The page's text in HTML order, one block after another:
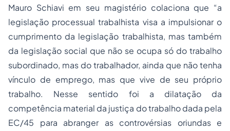
Mauro Schiavi em seu magistério colaciona que “a
legislação processual trabalhista visa a impulsionar o
cumprimento da legislação trabalhista, mas também
da legislação social que não se ocupa só do trabalho
subordinado, mas do trabalhador, ainda que não tenha
vínculo de emprego, mas que vive de seu próprio
trabalho. Nesse sentido foi a dilatação da
competência material da justiça do trabalho dada pela
EC/45 para abranger as controvérsias oriundas e